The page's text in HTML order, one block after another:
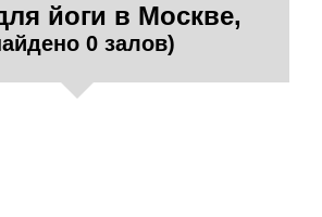
йоги в Москве,
0 залов)